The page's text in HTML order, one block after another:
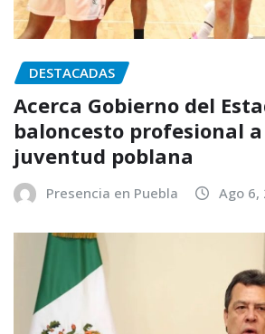
DESTACADAS
Acerca Gobierno del
baloncesto profesional
juventud poblana
Presencia en Puebla Ago 6,